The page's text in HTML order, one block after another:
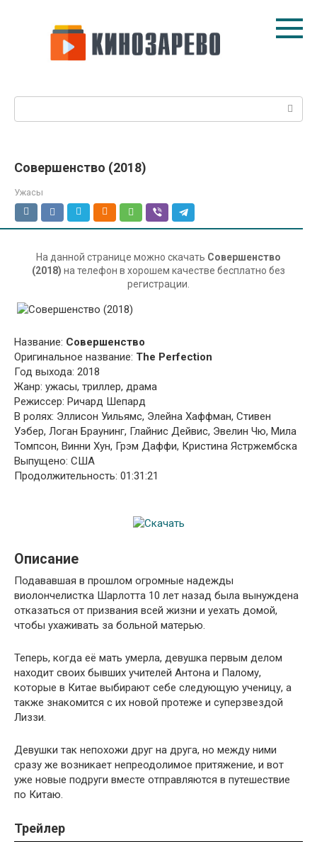
Совершенство (2018)
Ужасы
На данной странице можно скачать Совершенство
(2018) на телефон в хорошем качестве бесплатно без
регистрации.
Название: Совершенство
Оригинальное название: The Perfection
Год выхода: 2018
Жанр: ужасы, триллер, драма
Режиссер: Ричард Шепард
В ролях: Эллисон Уильямс, Элейна Хаффман, Стивен
Уэбер, Логан Браунинг, Глайнис Дейвис, Эвелин Чю, Мила
Томпсон, Винни Хун, Грэм Даффи, Кристина Ястржембска
Выпущено: США
Продолжительность: 01:31:21
Описание
Подававшая в прошлом огромные надежды
виолончелистка Шарлотта 10 лет назад была вынуждена
отказаться от призвания всей жизни и уехать домой,
чтобы ухаживать за больной матерью.
Теперь, когда её мать умерла, девушка первым делом
находит своих бывших учителей Антона и Палому,
которые в Китае выбирают себе следующую ученицу, а
также знакомится с их новой протеже и суперзвездой
Лиззи.
Девушки так непохожи друг на друга, но между ними
сразу же возникает непреодолимое притяжение, и вот
уже новые подруги вместе отправляются в путешествие
по Китаю.
Трейлер